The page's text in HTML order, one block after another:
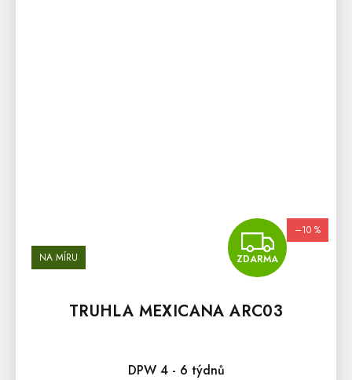
NA MÍRU ZDARMA
–10 %
TRUHLA MEXICANA ARC03
DPW 4 - 6 týdnů